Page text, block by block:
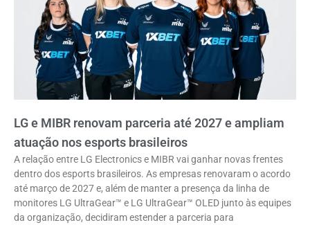
LG e MIBR renovam parceria até 2027 e ampliam
atuação nos esports brasileiros
A relação entre LG Electronics e MIBR vai ganhar novas frentes
dentro dos esports brasileiros. As empresas renovaram o acordo
até março de 2027 e, além de manter a presença da linha de
monitores LG UltraGear™ e LG UltraGear™ OLED junto às equipes
da organização, decidiram estender a parceria para